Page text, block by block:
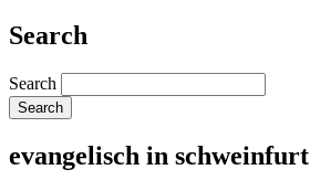
Search
Search
evangelisch in schweinfurt